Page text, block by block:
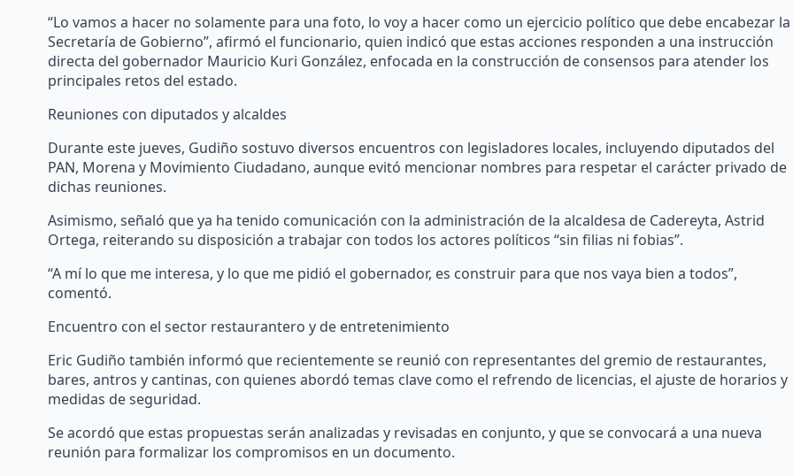
“Lo vamos a hacer no solamente para una foto, lo voy a hacer como un ejercicio político que debe encabezar la
Secretaría de Gobierno”, afirmó el funcionario, quien indicó que estas acciones responden a una instrucción
directa del gobernador Mauricio Kuri González, enfocada en la construcción de consensos para atender los
principales retos del estado.
Reuniones con diputados y alcaldes
Durante este jueves, Gudiño sostuvo diversos encuentros con legisladores locales, incluyendo diputados del
PAN, Morena y Movimiento Ciudadano, aunque evitó mencionar nombres para respetar el carácter privado de
dichas reuniones.
Asimismo, señaló que ya ha tenido comunicación con la administración de la alcaldesa de Cadereyta, Astrid
Ortega, reiterando su disposición a trabajar con todos los actores políticos “sin filias ni fobias”.
“A mí lo que me interesa, y lo que me pidió el gobernador, es construir para que nos vaya bien a todos”,
comentó.
Encuentro con el sector restaurantero y de entretenimiento
Eric Gudiño también informó que recientemente se reunió con representantes del gremio de restaurantes,
bares, antros y cantinas, con quienes abordó temas clave como el refrendo de licencias, el ajuste de horarios y
medidas de seguridad.
Se acordó que estas propuestas serán analizadas y revisadas en conjunto, y que se convocará a una nueva
reunión para formalizar los compromisos en un documento.